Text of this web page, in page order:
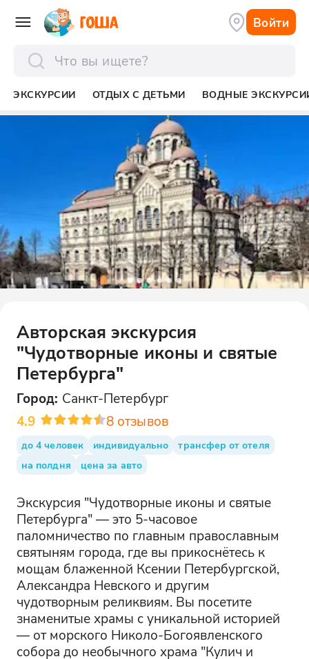
Войти
ЭКСКУРСИИ ОТДЫХ С ДЕТЬМИ ВОДНЫЕ
Авторская экскурсия
"Чудотворные иконы и святые
Петербурга"
Город: Санкт-Петербург
4.9
8 отзывов
до 4 человек индивидуально
трансфер от отеля
на полдня
цена за авто
Экскурсия "Чудотворные иконы и святые
Петербурга" — это 5-часовое
паломничество по главным православным
святыням города, где вы прикоснётесь к
мощам блаженной Ксении Петербургской,
Александра Невского и другим
чудотворным реликвиям. Вы посетите
знаменитые храмы с уникальной историей
— от морского Николо-Богоявленского
собора до необычного храма "Кулич и